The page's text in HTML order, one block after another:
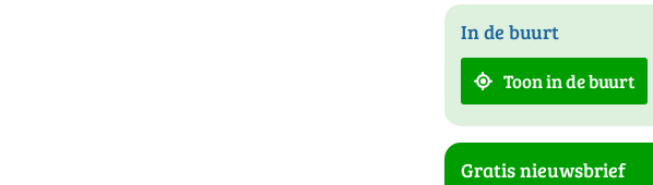
In de buurt
Toon in de buurt
Gratis nieuwsbrief